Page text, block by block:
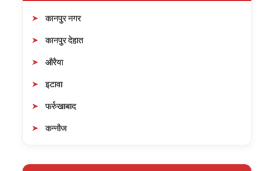
कानपुर नगर
कानपुर देहात
औरैया
इटावा
फर्रुखाबाद
कन्नौज